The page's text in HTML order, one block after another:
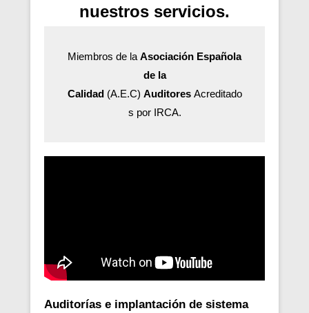
nuestros servicios.
Miembros de la Asociación Española
de la
Calidad(A.E.C) AuditoresAcreditado
s por IRCA.
Auditorías e implantación de sistema